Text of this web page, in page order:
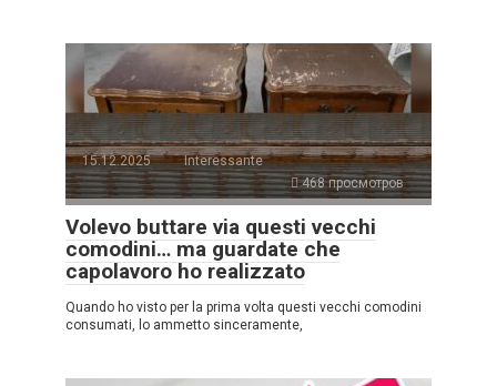
15.12.2025
Interessante
468 просмотров
Volevo buttare via questi vecchi
comodini… ma guardate che
capolavoro ho realizzato
Quando ho visto per la prima volta questi vecchi comodini
consumati, lo ammetto sinceramente,